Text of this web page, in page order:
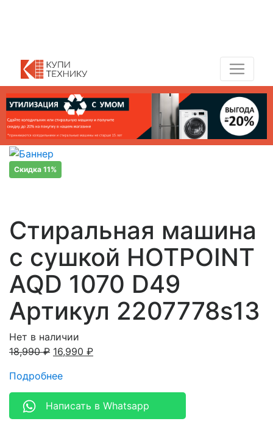
Скидка 11%
Стиральная машина
с сушкой HOTPOINT
AQD 1070 D49
Артикул 2207778s13
Нет в наличии
18,990₽ 16,990 ₽
Подробнее
Написать в Whatsapp